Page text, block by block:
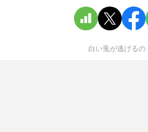
白い兎が逃げるの